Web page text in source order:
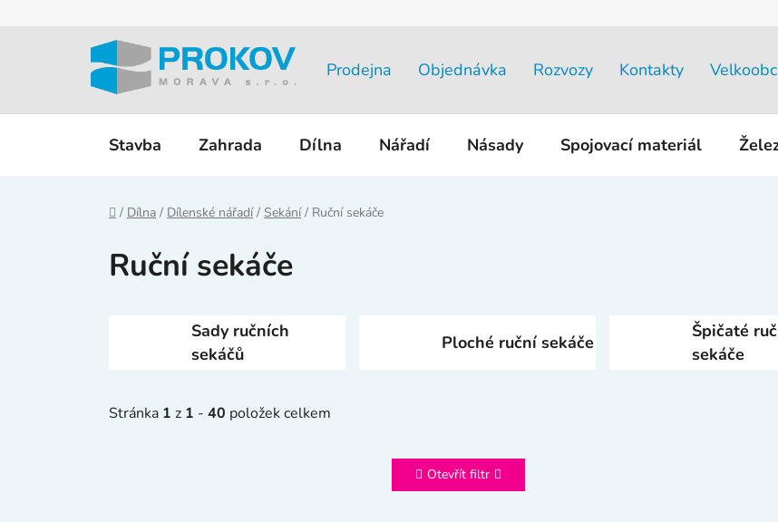
Prodejna Objednávka Rozvozy Kontakty
Stavba Zahrada Dílna Nářadí Násady Spojovací materiál
Domů
/ Dílna / Dílenské nářadí / Sekání / Ruční sekáče
Ruční sekáče
Sady ručních
sekáčů
Ploché ruční sekáče
Špičaté
sekáče
Stránka 1 z 1 - 40 položek celkem
Otevřít filtr